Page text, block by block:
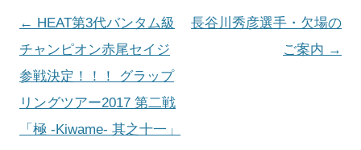
投
稿
ナ
ビ
ゲ
← HEAT第3代バンタム級
チャンピオン赤尾セイジ
参戦決定！！！ グラップ
リングツアー2017 第二戦
「極 -Kiwame- 其之十一」
長谷川秀彦選手・欠場の
ご案内 →